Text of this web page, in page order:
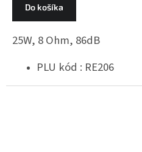
Do košíka
25W, 8 Ohm, 86dB
PLU kód : RE206